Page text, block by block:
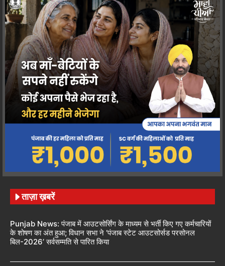
ताज़ा ख़बरें
Punjab News: पंजाब में आउटसोर्सिंग के माध्यम से भर्ती किए गए कर्मचारियों
के शोषण का अंत हुआ; विधान सभा ने ‘पंजाब स्टेट आउटसोर्सड परसोनल
बिल-2026’ सर्वसम्मति से पारित किया